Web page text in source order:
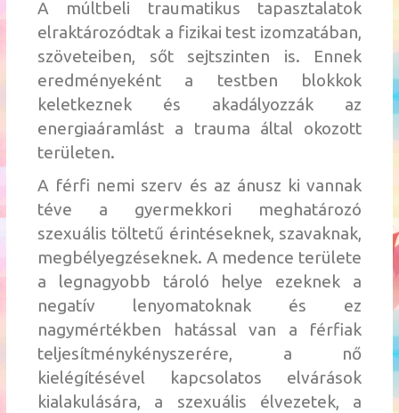
A múltbeli traumatikus tapasztalatok
elraktározódtak a fizikai test izomzatában,
szöveteiben, sőt sejtszinten is. Ennek
eredményeként a testben blokkok
keletkeznek és akadályozzák az
energiaáramlást a trauma által okozott
területen.
A férfi nemi szerv és az ánusz ki vannak
téve a gyermekkori meghatározó
szexuális töltetű érintéseknek, szavaknak,
megbélyegzéseknek. A medence területe
a legnagyobb tároló helye ezeknek a
negatív lenyomatoknak és ez
nagymértékben hatással van a férfiak
teljesítménykényszerére, a nő
kielégítésével kapcsolatos elvárások
kialakulására, a szexuális élvezetek, a